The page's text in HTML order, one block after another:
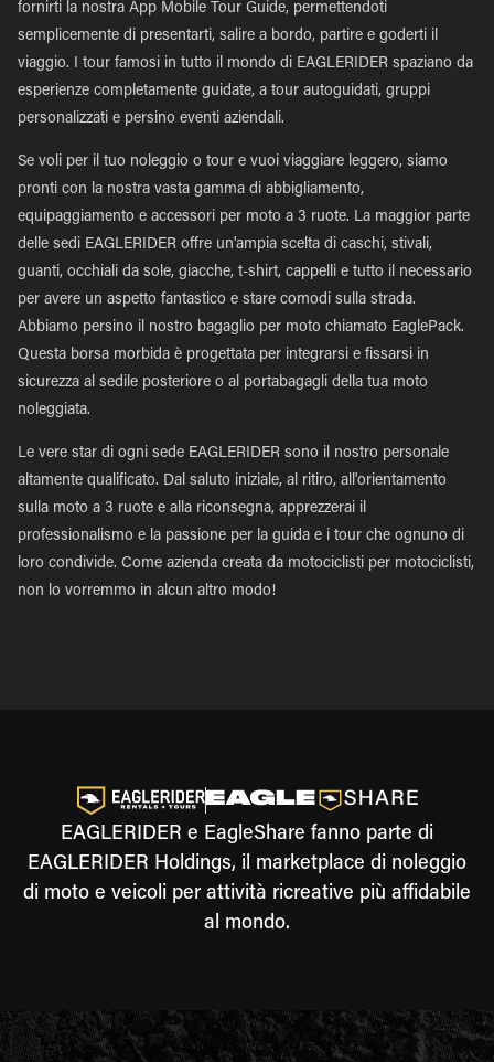
fornirti la nostra App Mobile Tour Guide, permettendoti
semplicemente di presentarti, salire a bordo, partire e goderti il
viaggio. I tour famosi in tutto il mondo di EAGLERIDER spaziano da
esperienze completamente guidate, a tour autoguidati, gruppi
personalizzati e persino eventi aziendali.
Se voli per il tuo noleggio o tour e vuoi viaggiare leggero, siamo
pronti con la nostra vasta gamma di abbigliamento,
equipaggiamento e accessori per moto a 3 ruote. La maggior parte
delle sedi EAGLERIDER offre un'ampia scelta di caschi, stivali,
guanti, occhiali da sole, giacche, t-shirt, cappelli e tutto il necessario
per avere un aspetto fantastico e stare comodi sulla strada.
Abbiamo persino il nostro bagaglio per moto chiamato EaglePack.
Questa borsa morbida è progettata per integrarsi e fissarsi in
sicurezza al sedile posteriore o al portabagagli della tua moto
noleggiata.
Le vere star di ogni sede EAGLERIDER sono il nostro personale
altamente qualificato. Dal saluto iniziale, al ritiro, all'orientamento
sulla moto a 3 ruote e alla riconsegna, apprezzerai il
professionalismo e la passione per la guida e i tour che ognuno di
loro condivide. Come azienda creata da motociclisti per motociclisti,
non lo vorremmo in alcun altro modo!
EAGLERIDER e EagleShare fanno parte di
EAGLERIDER Holdings, il marketplace di noleggio
di moto e veicoli per attività ricreative più affidabile
al mondo.